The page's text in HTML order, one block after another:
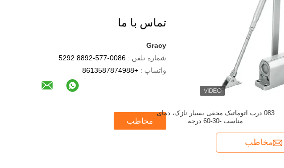
تماس با ما
Gracy
شماره تلفن :
واتساپ : +8613587874988
مخاطب
083 درب اتوماتیک مخفی بسیار نازک، دمای
مناسب -30-60 درجه
مخاطب